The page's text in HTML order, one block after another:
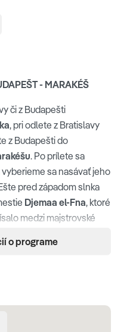
- MARAKÉŠ
či z Budapešti
, pri odlete z Bratislavy
z Budapešti do
. Po prílete sa
sa nasávať jeho
pred západom slnka
Djemaa el-Fna, ktoré
medzi majstrovské
a zaklínačov hadov,
Koutoubia, ktorého
vzorom pre sevillskú
A keď sa zvečerí,
– tradičný tajin, kuskus,
o programe